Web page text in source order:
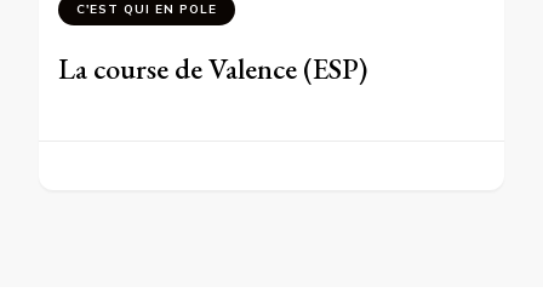
C'EST QUI EN POLE
La course de Valence (ESP)